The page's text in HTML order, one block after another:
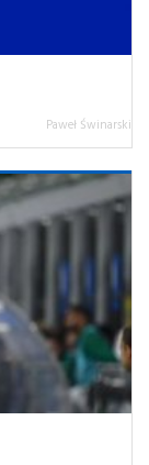
Paweł Świnarski